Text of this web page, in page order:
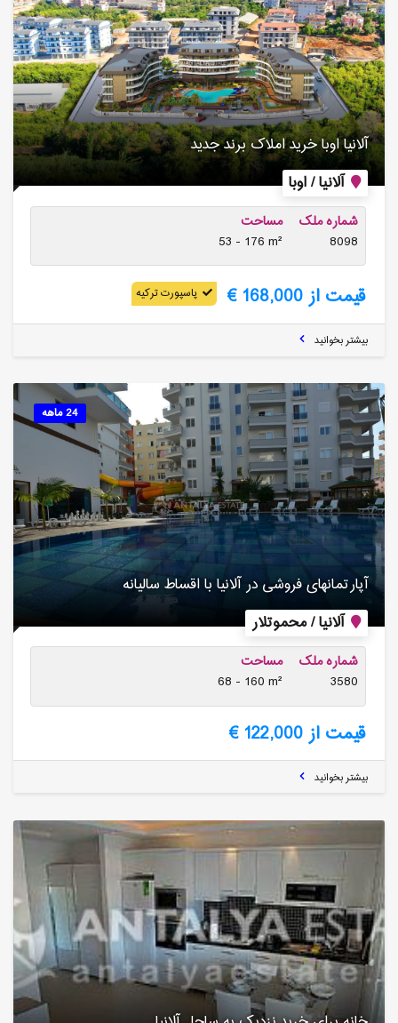
آلانیا / اوبا
آلانیا اوبا خرید املاک برند جدید
شماره ملک
8098
مساحت
53 - 176 m²
قیمت از 168,000 € پاسپورت ترکیه
بیشتر بخوانید
24 ماهه
آلانیا / محموتلار
آپارتمانهای فروشی در آلانیا با اقساط سالیانه
شماره ملک
3580
مساحت
68 - 160 m²
قیمت از 122,000 €
بیشتر بخوانید